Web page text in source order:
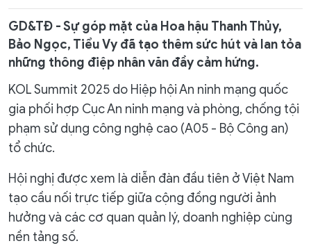
GD&TĐ - Sự góp mặt của Hoa hậu Thanh Thủy,
Bảo Ngọc, Tiểu Vy đã tạo thêm sức hút và lan tỏa
những thông điệp nhân văn đầy cảm hứng.
KOL Summit 2025 do Hiệp hội An ninh mạng quốc
gia phối hợp Cục An ninh mạng và phòng, chống tội
phạm sử dụng công nghệ cao (A05 - Bộ Công an)
tổ chức.
Hội nghị được xem là diễn đàn đầu tiên ở Việt Nam
tạo cầu nối trực tiếp giữa cộng đồng người ảnh
hưởng và các cơ quan quản lý, doanh nghiệp cùng
nền tảng số.